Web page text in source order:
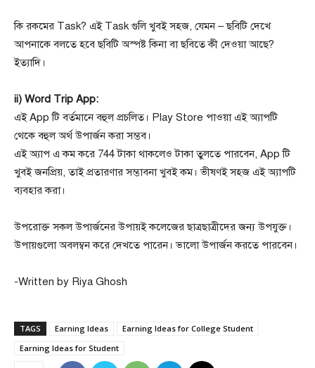
কি রকমের Task? এই Task গুলি খুবই সহজ, যেমন – ছবিটি দেখে
আপনাকে বলতে হবে ছবিটি অস্পষ্ট কিনা বা ছবিতে কী দেওয়া আছে?
ইত্যাদি।
ii) Word Trip App:
এই App টি বর্তমানে বহুল প্রচলিত। Play Store পাওয়া এই অ্যাপটি
থেকে বহুল অর্থ উপার্জন করা সম্ভব।
এই অ্যাপ এ কম করে 744 টাকা থাকলেও টাকা তুলতে পারবেন, App টি
খুবই জনপ্রিয়, তাই প্রতারণার সম্ভাবনা খুবই কম। ভীষণই সহজ এই অ্যাপটি
ব্যবহার করা।
উপরোক্ত সকল উপার্জনের উপায়ই কলেজের ছাত্রছাত্রীদের জন্য উপযুক্ত।
উপায়গুলো অবলম্বন করে দেখতে পারেন। ভালো উপার্জন করতে পারবেন।
-Written by Riya Ghosh
TAGS Earning Ideas
Earning Ideas for College Student
Earning Ideas for Student